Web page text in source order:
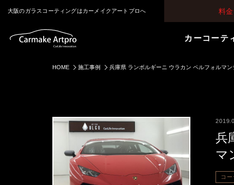
大阪のガラスコーティングはカーメイクアートプロへ 料
カーコーテ
HOME 施工事例 兵庫県 ランボルギーニ ウラカン ペルフォルマ
兵
マ
コ